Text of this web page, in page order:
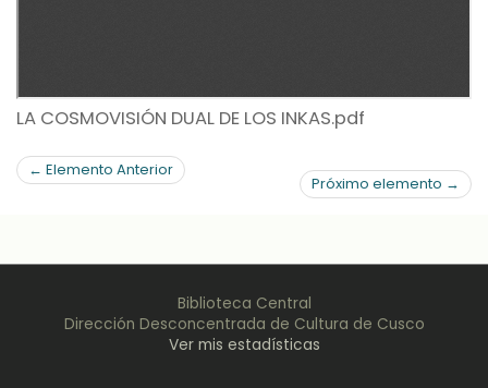
LA COSMOVISIÓN DUAL DE LOS INKAS.pdf
← Elemento Anterior
Próximo elemento →
Biblioteca Central
Dirección Desconcentrada de Cultura de Cusco
Ver mis estadísticas